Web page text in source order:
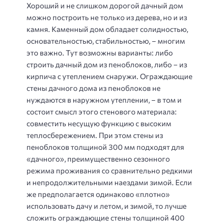
Хороший и не слишком дорогой дачный дом
можно построить не только из дерева, но и из
камня. Каменный дом обладает солидностью,
основательностью, стабильностью, – многим
это важно. Тут возможны варианты: либо
строить дачный дом из пеноблоков, либо – из
кирпича с утеплением снаружи. Ограждающие
стены дачного дома из пеноблоков не
нуждаются в наружном утеплении, – в том и
состоит смысл этого стенового материала:
совместить несущую функцию с высоким
теплосбережением. При этом стены из
пеноблоков толщиной 300 мм подходят для
«дачного», преимущественно сезонного
режима проживания со сравнительно редкими
и непродолжительными наездами зимой. Если
же предполагается одинаково «плотно»
использовать дачу и летом, и зимой, то лучше
сложить ограждающие стены толщиной 400